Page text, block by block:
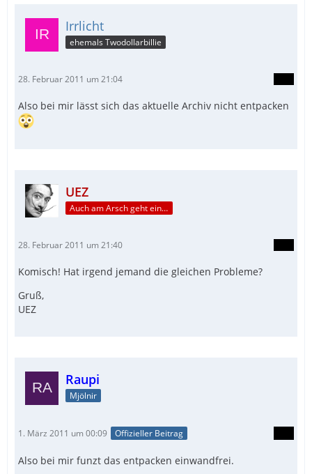
Irrlicht
ehemals Twodollarbillie
28. Februar 2011 um 21:04
Also bei mir lässt sich das aktuelle Archiv nicht entpacken
UEZ
Auch am Arsch geht ein Weg vorbei...
28. Februar 2011 um 21:40
Komisch! Hat irgend jemand die gleichen Probleme?
Gruß,
UEZ
Raupi
Mjölnir
1. März 2011 um 00:09 Offizieller Beitrag
Also bei mir funzt das entpacken einwandfrei.